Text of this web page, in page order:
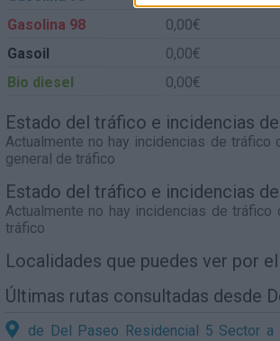
Gasolina 98
0,00€
Gasoil
0,00€
Bio diesel
0,00€
Estado del tráfico e incidencias
Actualmente no hay incidencias de tráfico
general de tráfico
Estado del tráfico e incidencias
Actualmente no hay incidencias de tráfico
tráfico
Localidades que puedes ver por
Últimas rutas consultadas desde
de Del Paseo Residencial 5 Sector a